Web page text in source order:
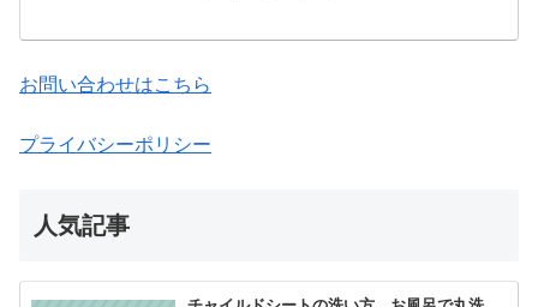
お問い合わせはこちら
プライバシーポリシー
人気記事